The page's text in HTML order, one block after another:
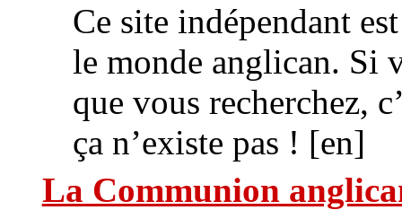
Ce site indépendant
le monde anglican. Si
que vous recherchez,
ça n’existe pas ! [en]
La Communion